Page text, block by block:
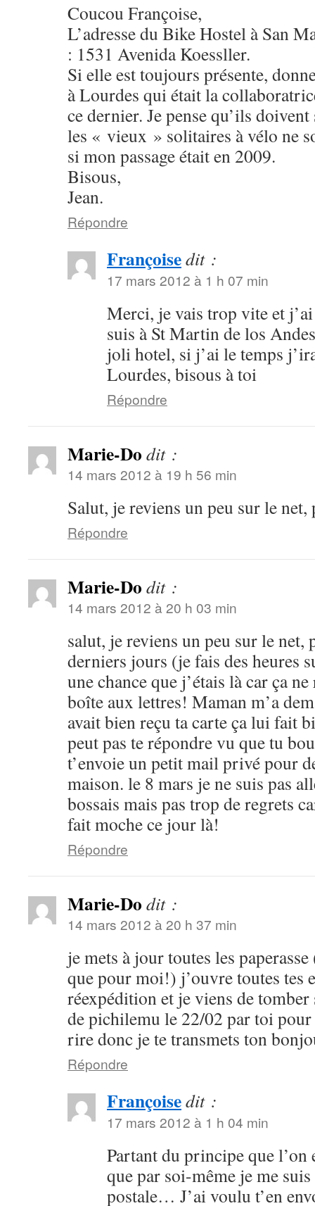
Coucou Françoise,
L’adresse du Bike Hostel à San
: 1531 Avenida Koessller.
Si elle est toujours présente,
à Lourdes qui était la
ce dernier. Je pense qu’ils
les « vieux » solitaires à vélo ne
si mon passage était en 2009.
Bisous,
Jean.
Répondre
Françoisedit :
17 mars 2012 à 1 h 07 min
Merci, je vais trop vite et
suis à St Martin de los
joli hotel, si j’ai le temps
Lourdes, bisous à toi
Répondre
Marie-Do dit :
14 mars 2012 à 19 h 56 min
Salut, je reviens un peu sur le net,
Répondre
Marie-Do dit :
14 mars 2012 à 20 h 03 min
salut, je reviens un peu sur le net,
derniers jours (je fais des heures
une chance que j’étais là car ça
boîte aux lettres! Maman m’a
avait bien reçu ta carte ça lui fait
peut pas te répondre vu que tu
t’envoie un petit mail privé pour
maison. le 8 mars je ne suis pas
bossais mais pas trop de regrets
fait moche ce jour là!
Répondre
Marie-Do dit :
14 mars 2012 à 20 h 37 min
je mets à jour toutes les
que pour moi!) j’ouvre toutes tes
réexpédition et je viens de tomber
de pichilemu le 22/02 par toi
rire donc je te transmets ton
Répondre
Françoisedit :
17 mars 2012 à 1 h 04 min
Partant du principe que
que par soi-même je me
postale… J’ai voulu t’en